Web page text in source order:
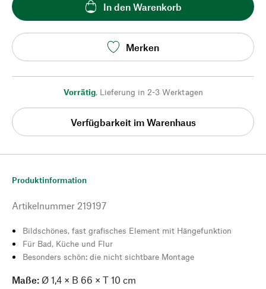
In den Warenkorb
Merken
Vorrätig, Lieferung in 2-3 Werktagen
Verfügbarkeit im Warenhaus
Produktinformation
Artikelnummer 219197
Bildschönes, fast grafisches Element mit Hängefunktion
Für Bad, Küche und Flur
Besonders schön: die nicht sichtbare Montage
Maße: Ø 1,4 × B 66 × T 10 cm